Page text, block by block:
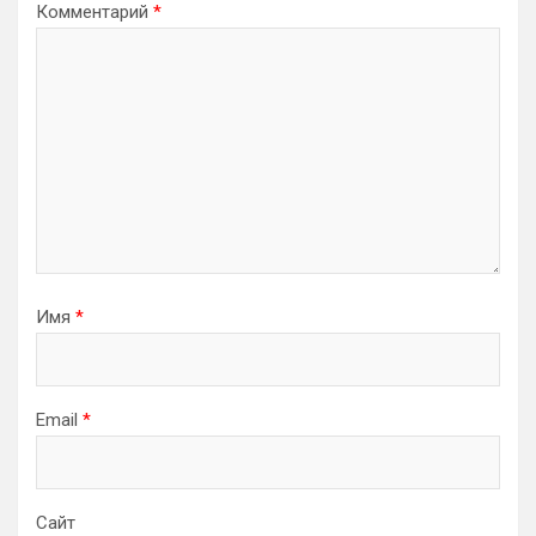
Комментарий *
Имя *
Email *
Сайт